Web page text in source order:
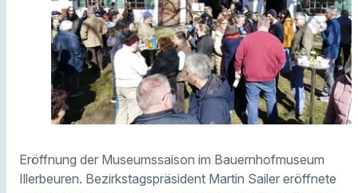
Eröffnung der Museumssaison im Bauernhofmuseum
Illerbeuren. Bezirkstagspräsident Martin Sailer eröffnete